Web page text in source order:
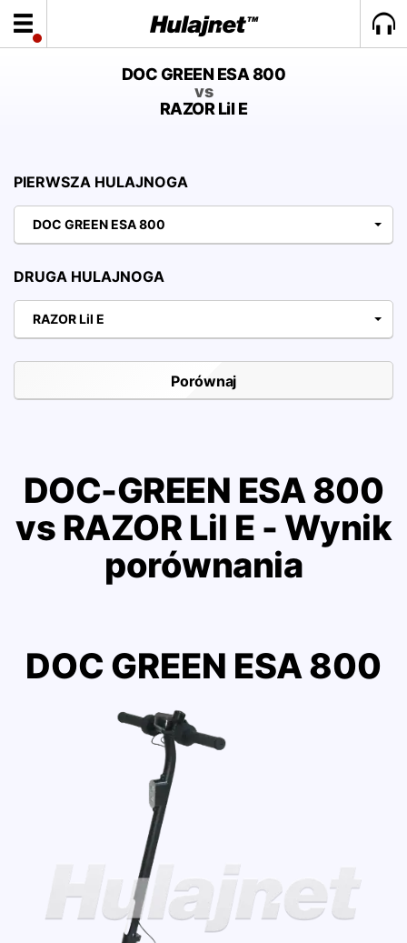
DOC GREEN ESA 800
vs
RAZOR Lil E
PIERWSZA HULAJNOGA
DOC GREEN ESA 800
DRUGA HULAJNOGA
RAZOR Lil E
DOC-GREEN ESA 800
vs RAZOR Lil E - Wynik
porównania
DOC GREEN ESA 800